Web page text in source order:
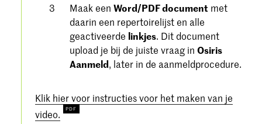
Maak eenWord/PDF document met
daarin een repertoirelijst en alle
geactiveerde linkjes. Dit document
upload je bij de juiste vraag inOsiris
Aanmeld, later in de aanmeldprocedure.
Klik hier voor instructies voor het maken van je
video.